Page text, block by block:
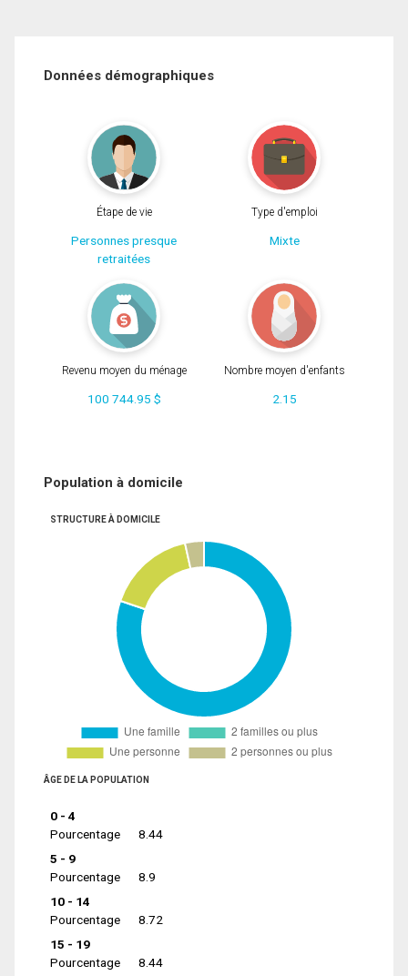
Données démographiques
Étape de vie
Personnes presque
retraitées
Type d'emploi
Mixte
Revenu moyen du ménage
100 744.95 $
Nombre moyen d'enfants
2.15
Population à domicile
STRUCTURE À DOMICILE
ÂGE DE LA POPULATION
0 - 4
Pourcentage
8.44
5 - 9
Pourcentage
8.9
10 - 14
Pourcentage
8.72
15 - 19
Pourcentage
8.44